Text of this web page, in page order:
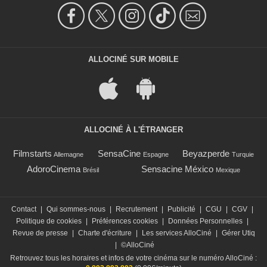
ALLOCINÉ SUR MOBILE
ALLOCINÉ À L'ÉTRANGER
Filmstarts Allemagne SensaCine Espagne Beyazperde Turquie
AdoroCinema Brésil Sensacine México Mexique
Contact Qui sommes-nous Recrutement Publicité CGU CGV
Politique de cookies
Préférences cookies Données Personnelles
Revue de presse
Charte d'écriture Les services AlloCiné
Gérer Utiq
©AlloCiné
Retrouvez tous les horaires et infos de votre cinéma sur le numéro AlloCiné :